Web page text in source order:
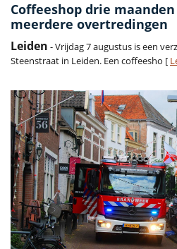
Coffeeshop drie
meerdere overtredingen
Leiden - Vrijdag 7 augustus is een
Steenstraat in Leiden. Een coffeesho [